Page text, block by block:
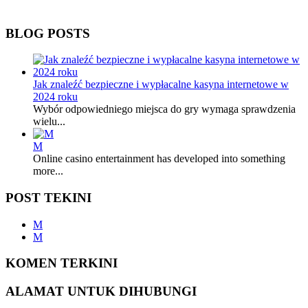
BLOG POSTS
Jak znaleźć bezpieczne i wypłacalne kasyna internetowe w
2024 roku
Wybór odpowiedniego miejsca do gry wymaga sprawdzenia
wielu...
M
Online casino entertainment has developed into something
more...
POST TEKINI
M
M
KOMEN TERKINI
ALAMAT UNTUK DIHUBUNGI